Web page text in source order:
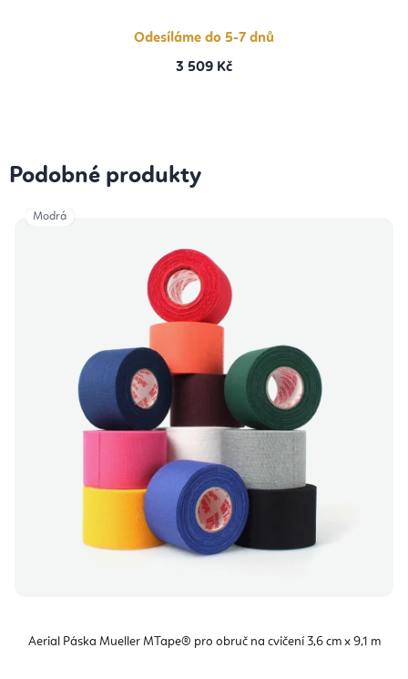
Odesíláme do 5-7 dnů
3 509 Kč
Podobné produkty
Aerial Páska Mueller MTape® pro obruč na cvičení 3,6 cm x 9,1 m
Modrá